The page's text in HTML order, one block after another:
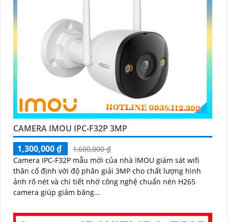
CAMERA IMOU IPC-F32P 3MP
1,300,000 ₫
1,600,000 ₫
Camera IPC-F32P mẫu mới của nhà IMOU giám sát wifi
thân cố định với độ phân giải 3MP cho chất lượng hình
ảnh rõ nét và chi tiết nhờ công nghệ chuẩn nén H265
camera giúp giảm băng...